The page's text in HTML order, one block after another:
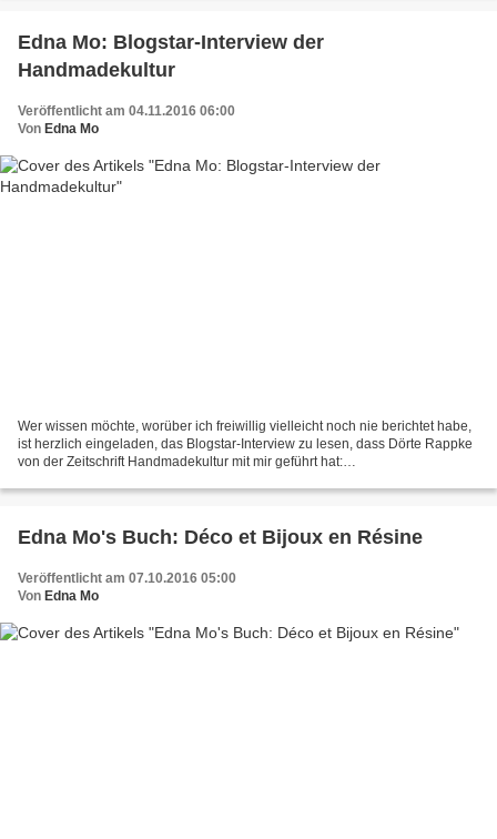
Edna Mo: Blogstar-Interview der
Handmadekultur
Veröffentlicht am 04.11.2016 06:00
Von Edna Mo
Wer wissen möchte, worüber ich freiwillig vielleicht noch nie berichtet habe,
ist herzlich eingeladen, das Blogstar-Interview zu lesen, dass Dörte Rappke
von der Zeitschrift Handmadekultur mit mir geführt hat:
Edna Mo's Buch: Déco et Bijoux en Résine
Veröffentlicht am 07.10.2016 05:00
Von Edna Mo